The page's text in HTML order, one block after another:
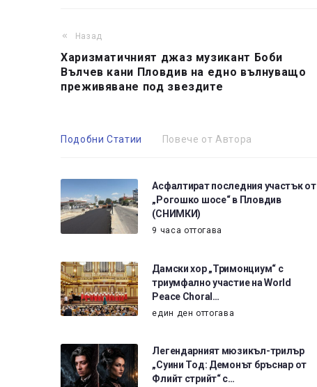
Назад
Харизматичният джаз музикант Боби
Вълчев кани Пловдив на едно вълнуващо
преживяване под звездите
Подобни Статии Повече от Автора
Асфалтират последния участък от
„Рогошко шосе“ в Пловдив
(СНИМКИ)
9 часа оттогава
Дамски хор „Тримонциум“ с
триумфално участие на World
Peace Choral…
един ден оттогава
Легендарният мюзикъл-трилър
„Суини Тод: Демонът бръснар от
Флийт стрийт“ с…